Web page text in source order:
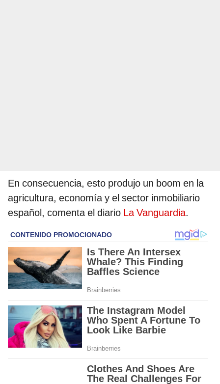
En consecuencia, esto produjo un boom en la
agricultura, economía y el sector inmobiliario
español, comenta el diario La Vanguardia.